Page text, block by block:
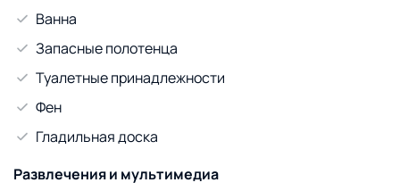
Ванна
Запасные полотенца
Туалетные принадлежности
Фен
Гладильная доска
Развлечения и мультимедиа